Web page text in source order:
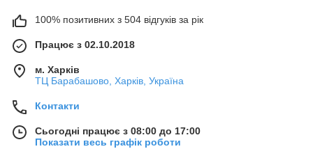
100% позитивних з 504 відгуків за рік
Працює з 02.10.2018
м. Харків
ТЦ Барабашово, Харків, Україна
Контакти
Сьогодні працює з 08:00 до 17:00
Показати весь графік роботи